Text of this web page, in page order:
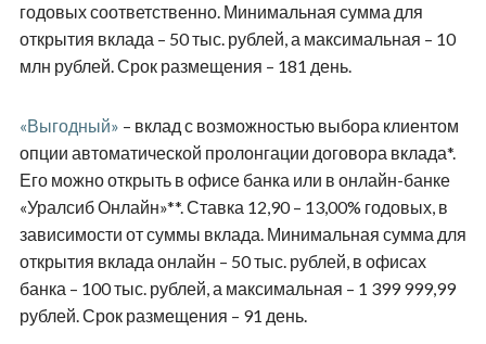
годовых соответственно. Минимальная сумма для
открытия вклада – 50 тыс. рублей, а максимальная – 10
млн рублей. Срок размещения – 181 день.
«Выгодный» – вклад с возможностью выбора клиентом
опции автоматической пролонгации договора вклада*.
Его можно открыть в офисе банка или в онлайн-банке
«Уралсиб Онлайн»**. Ставка 12,90 – 13,00% годовых, в
зависимости от суммы вклада. Минимальная сумма для
открытия вклада онлайн – 50 тыс. рублей, в офисах
банка – 100 тыс. рублей, а максимальная – 1 399 999,99
рублей. Срок размещения – 91 день.